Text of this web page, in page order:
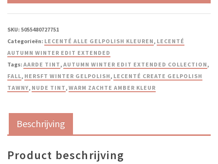
SKU: 5055480727751
Categorieën: LECENTÉ ALLE GELPOLISH KLEUREN, LECENTÉ
AUTUMN WINTER EDIT EXTENDED
Tags: AARDE TINT, AUTUMN WINTER EDIT EXTENDED COLLECTION,
FALL, HERSFT WINTER GELPOLISH, LECENTÉ CREATE GELPOLISH
TAWNY, NUDE TINT, WARM ZACHTE AMBER KLEUR
Beschrijving
Product beschrijving